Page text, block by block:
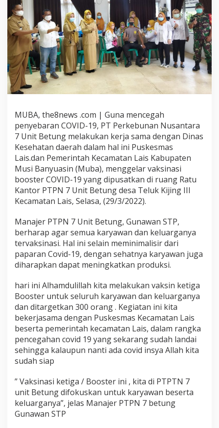
MUBA, the8news .com | Guna mencegah
penyebaran COVID-19, PT Perkebunan Nusantara
7 Unit Betung melakukan kerja sama dengan Dinas
Kesehatan daerah dalam hal ini Puskesmas
Lais.dan Pemerintah Kecamatan Lais Kabupaten
Musi Banyuasin (Muba), menggelar vaksinasi
booster COVID-19 yang dipusatkan di ruang Ratu
Kantor PTPN 7 Unit Betung desa Teluk Kijing III
Kecamatan Lais, Selasa, (29/3/2022).
Manajer PTPN 7 Unit Betung, Gunawan STP,
berharap agar semua karyawan dan keluarganya
tervaksinasi. Hal ini selain meminimalisir dari
paparan Covid-19, dengan sehatnya karyawan juga
diharapkan dapat meningkatkan produksi.
hari ini Alhamdulillah kita melakukan vaksin ketiga
Booster untuk seluruh karyawan dan keluarganya
dan ditargetkan 300 orang . Kegiatan ini kita
bekerjasama dengan Puskesmas Kecamatan Lais
beserta pemerintah kecamatan Lais, dalam rangka
pencegahan covid 19 yang sekarang sudah landai
sehingga kalaupun nanti ada covid insya Allah kita
sudah siap
” Vaksinasi ketiga / Booster ini , kita di PTPTN 7
unit Betung difokuskan untuk karyawan beserta
keluarganya”, jelas Manajer PTPN 7 betung
Gunawan STP